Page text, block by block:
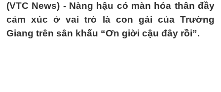
(VTC News) - Nàng hậu có màn hóa thân đầy
cảm xúc ở vai trò là con gái của Trường
Giang trên sân khấu “Ơn giời cậu đây rồi”.